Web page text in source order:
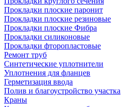
Прокладки плоские паронит
Прокладки плоские резиновые
Прокладки плоские Фибра
Прокладки силиконовые
Прокладки фторопластовые
Ремонт труб
Синтетические уплотнители
Уплотнения для фланцев
Герметизация ввода
Полив и благоустройство участка
Краны